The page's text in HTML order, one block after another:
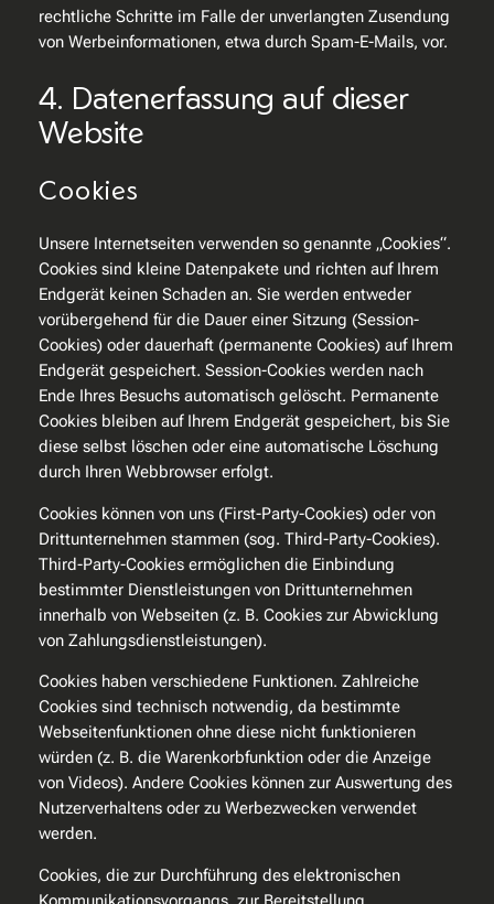
rechtliche Schritte im Falle der unverlangten Zusendung
von Werbeinformationen, etwa durch Spam-E-Mails, vor.
4. Datenerfassung auf dieser
Website
Cookies
Unsere Internetseiten verwenden so genannte „Cookies“.
Cookies sind kleine Datenpakete und richten auf Ihrem
Endgerät keinen Schaden an. Sie werden entweder
vorübergehend für die Dauer einer Sitzung (Session-
Cookies) oder dauerhaft (permanente Cookies) auf Ihrem
Endgerät gespeichert. Session-Cookies werden nach
Ende Ihres Besuchs automatisch gelöscht. Permanente
Cookies bleiben auf Ihrem Endgerät gespeichert, bis Sie
diese selbst löschen oder eine automatische Löschung
durch Ihren Webbrowser erfolgt.
Cookies können von uns (First-Party-Cookies) oder von
Drittunternehmen stammen (sog. Third-Party-Cookies).
Third-Party-Cookies ermöglichen die Einbindung
bestimmter Dienstleistungen von Drittunternehmen
innerhalb von Webseiten (z. B. Cookies zur Abwicklung
von Zahlungsdienstleistungen).
Cookies haben verschiedene Funktionen. Zahlreiche
Cookies sind technisch notwendig, da bestimmte
Webseitenfunktionen ohne diese nicht funktionieren
würden (z. B. die Warenkorbfunktion oder die Anzeige
von Videos). Andere Cookies können zur Auswertung des
Nutzerverhaltens oder zu Werbezwecken verwendet
werden.
Cookies, die zur Durchführung des elektronischen